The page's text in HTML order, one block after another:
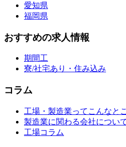
愛知県
福岡県
おすすめの求人情報
期間工
寮/社宅あり・住み込み
コラム
工場・製造業ってこんなと
製造業に関わる会社につい
工場コラム